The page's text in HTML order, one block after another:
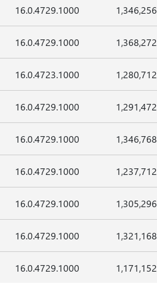
16.0.4729.1000 1,346,256
16.0.4729.1000 1,368,272
16.0.4723.1000 1,280,712
16.0.4729.1000 1,291,472
16.0.4729.1000 1,346,768
16.0.4729.1000 1,237,712
16.0.4729.1000 1,305,296
16.0.4729.1000 1,321,168
16.0.4729.1000 1,171,152